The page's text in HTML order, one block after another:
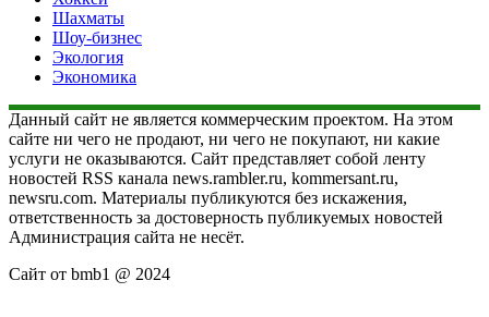
Шахматы
Шоу-бизнес
Экология
Экономика
Данный сайт не является коммерческим проектом. На этом
сайте ни чего не продают, ни чего не покупают, ни какие
услуги не оказываются. Сайт представляет собой ленту
новостей RSS канала news.rambler.ru, kommersant.ru,
newsru.com. Материалы публикуются без искажения,
ответственность за достоверность публикуемых новостей
Администрация сайта не несёт.
Сайт от bmb1 @ 2024